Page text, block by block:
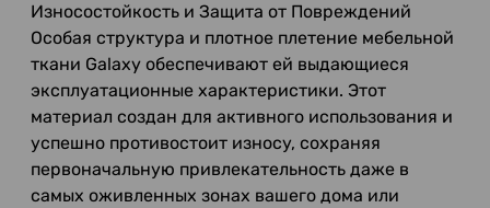
Износостойкость и Защита от Повреждений
Особая структура и плотное плетение мебельной
ткани Galaxy обеспечивают ей выдающиеся
эксплуатационные характеристики. Этот
материал создан для активного использования и
успешно противостоит износу, сохраняя
первоначальную привлекательность даже в
самых оживленных зонах вашего дома или